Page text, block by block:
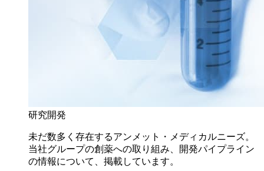
研究開発
未だ数多く存在するアンメット・メディカルニーズ。
当社グループの創薬への取り組み、開発パイプライン
の情報について、掲載しています。